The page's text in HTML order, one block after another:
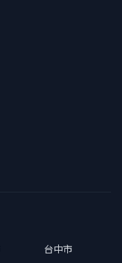
台中市